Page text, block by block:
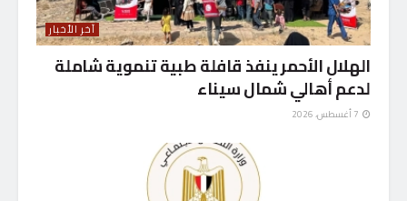
آخر الأخبار
الهلال الأحمر ينفذ قافلة طبية تنموية شاملة
لدعم أهالي شمال سيناء